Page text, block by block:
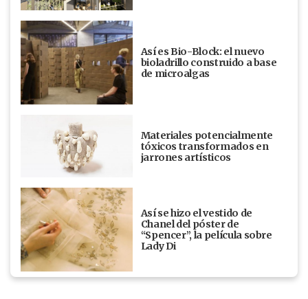
Así es Bio-Block: el nuevo
bioladrillo construido a base
de microalgas
Materiales potencialmente
tóxicos transformados en
jarrones artísticos
Así se hizo el vestido de
Chanel del póster de
“Spencer”, la película sobre
Lady Di